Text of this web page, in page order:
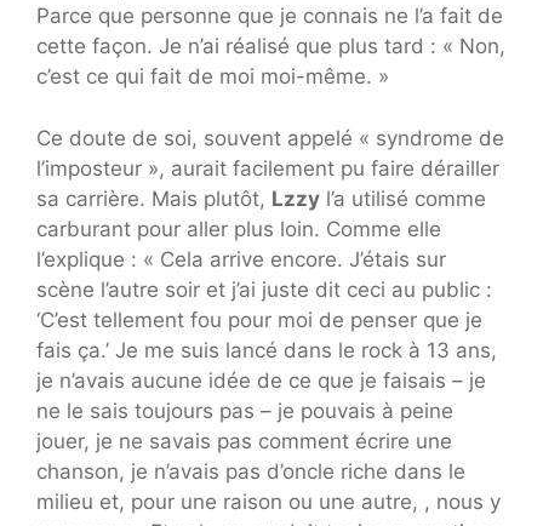
Parce que personne que je connais ne l’a fait de
cette façon. Je n’ai réalisé que plus tard : « Non,
c’est ce qui fait de moi moi-même. »
Ce doute de soi, souvent appelé « syndrome de
l’imposteur », aurait facilement pu faire dérailler
sa carrière. Mais plutôt, Lzzy l’a utilisé comme
carburant pour aller plus loin. Comme elle
l’explique : « Cela arrive encore. J’étais sur
scène l’autre soir et j’ai juste dit ceci au public :
‘C’est tellement fou pour moi de penser que je
fais ça.’ Je me suis lancé dans le rock à 13 ans,
je n’avais aucune idée de ce que je faisais – je
ne le sais toujours pas – je pouvais à peine
jouer, je ne savais pas comment écrire une
chanson, je n’avais pas d’oncle riche dans le
milieu et, pour une raison ou une autre, , nous y